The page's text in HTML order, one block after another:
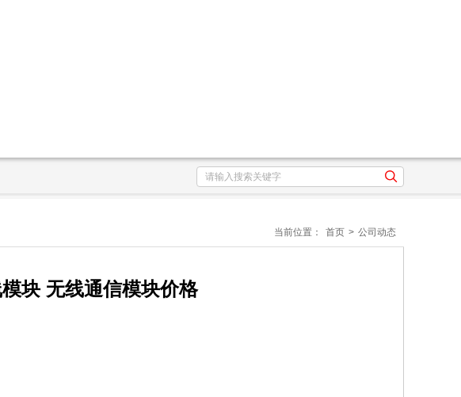
当前位置： 首页 > 公司动态
块 无线通信模块价格